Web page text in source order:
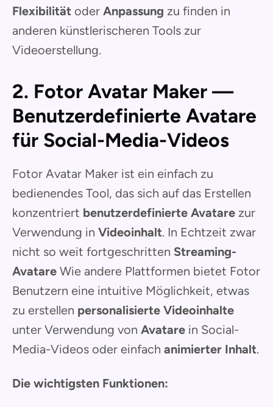
Flexibilität oder Anpassung zu finden in
anderen künstlerischeren Tools zur
Videoerstellung.
2. Fotor Avatar Maker —
Benutzerdefinierte Avatare
für Social-Media-Videos
Fotor Avatar Maker ist ein einfach zu
bedienendes Tool, das sich auf das Erstellen
konzentriert benutzerdefinierte Avatare zur
Verwendung in Videoinhalt. In Echtzeit zwar
nicht so weit fortgeschritten Streaming-
Avatare Wie andere Plattformen bietet Fotor
Benutzern eine intuitive Möglichkeit, etwas
zu erstellen personalisierte Videoinhalte
unter Verwendung von Avatare in Social-
Media-Videos oder einfach animierter Inhalt.
Die wichtigsten Funktionen: